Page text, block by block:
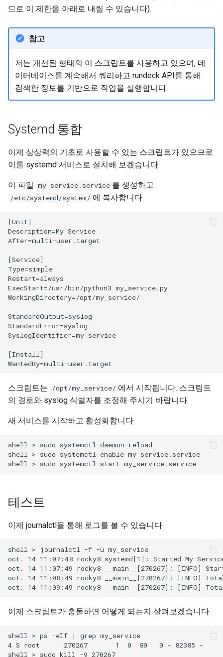
Web
므로 이 제한을 아래로 내릴 수 있습니다).
참고
저는 개선된 형태의 이 스크립트를 사용하고 있으며, 데
이터베이스를 계속해서 쿼리하고 rundeck API를 통해
검색한 정보를 기반으로 작업을 실행합니다.
Systemd 통합
이제 상상력의 기초로 사용할 수 있는 스크립트가 있으므로
이를 systemd 서비스로 설치해 보겠습니다.
이 파일 my_service.service 를 생성하고
/etc/systemd/system/ 에 복사합니다.
[Unit]
Description=My Service
After=multi-user.target
[Service]
Type=simple
Restart=always
ExecStart=/usr/bin/python3 my_service.py
WorkingDirectory=/opt/my_service/
StandardOutput=syslog
StandardError=syslog
SyslogIdentifier=my_service
[Install]
스크립트는 /opt/my_service/ 에서 시작됩니다. 스크립트
의 경로와 syslog 식별자를 조정해 주시기 바랍니다.
새 서비스를 시작하고 활성화합니다.
shell > sudo systemctl daemon-reload
shell > sudo systemctl enable my_service.service
테스트
이제 journalctl을 통해 로그를 볼 수 있습니다.
shell > journalctl -f -u my_service
oct. 14 11:07:48 rocky8 systemd[1]: Started My
oct. 14 11:07:49 rocky8 __main__[270267]: [INFO]
oct. 14 11:08:49 rocky8 __main__[270267]: [INFO]
이제 스크립트가 충돌하면 어떻게 되는지 살펴보겠습니다:
shell > ps -elf | grep my_service
4 S root      270267       1  0  80   0 - 82385 -